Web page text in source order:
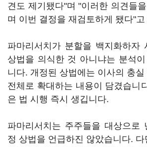
견도 제기됐다"며 "이러한 의견들
며 이번 결정을 재검토하게 됐다"
파마리서치가 분할을 백지화하자
상법을 의식한 것 아니냐는 분석
니다. 개정된 상법에는 이사의 충
전체로 확대하는 내용이 담겼습니
은 법 시행 즉시 생깁니다.
파마리서치는 주주들을 대상으로
정 상법을 언급하진 않았습니다. 다